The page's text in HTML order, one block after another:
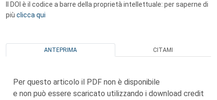
Il DOI è il codice a barre della proprietà intellettuale: per saperne di
più clicca qui
ANTEPRIMA CITAMI
Per questo articolo il PDF non è disponibile
e non può essere scaricato utilizzando i download credit